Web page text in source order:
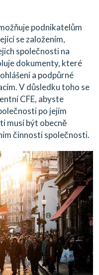
podnikatelům
se založením,
společnosti na
dokumenty, které
a podpůrné
V důsledku toho se
CFE, abyste
po jejím
musí být obecně
činnosti společnosti.